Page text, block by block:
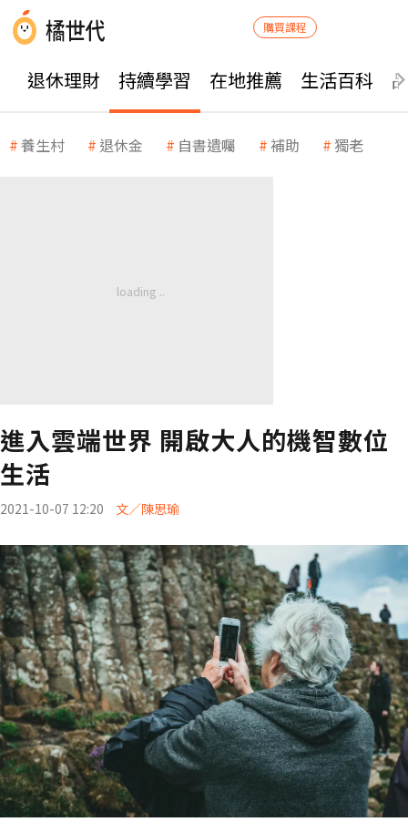
購買課程
退休理財 持續學習 在地推薦 生活百科
養生村 退休金 自書遺囑 補助 獨老
進入雲端世界 開啟大人的機智數位
生活
2021-10-07 12:20 文／陳思瑜